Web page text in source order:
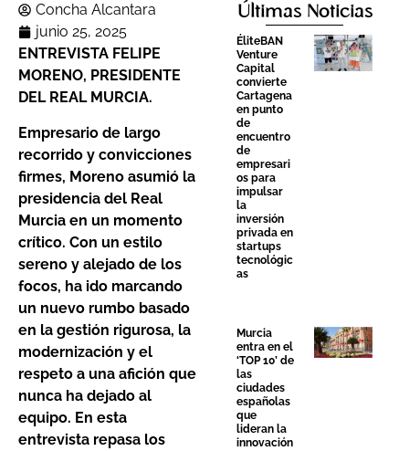
Concha Alcantara
junio 25, 2025
ENTREVISTA FELIPE
MORENO, PRESIDENTE
DEL REAL MURCIA.
Empresario de largo
recorrido y convicciones
firmes, Moreno asumió la
presidencia del Real
Murcia en un momento
crítico. Con un estilo
sereno y alejado de los
focos, ha ido marcando
un nuevo rumbo basado
en la gestión rigurosa, la
modernización y el
respeto a una afición que
nunca ha dejado al
equipo. En esta
entrevista repasa los
Últimas Noticias
ÉliteBAN
Venture
Capital
convierte
Cartagena
en punto
de
encuentro
de
empresari
os para
impulsar
la
inversión
privada en
startups
tecnológic
as
Murcia
entra en el
‘TOP 10’ de
las
ciudades
españolas
que
lideran la
innovación